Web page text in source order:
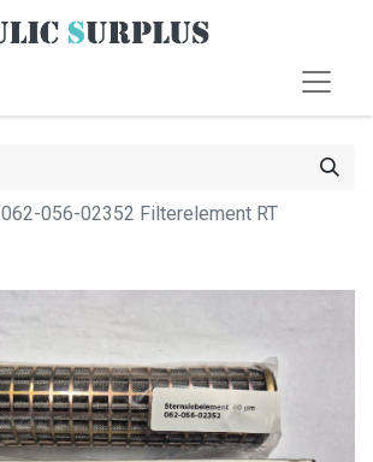
062-056-02352 Filterelement RT